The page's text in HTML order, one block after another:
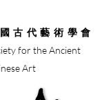
古代藝術學會
for the Ancient
Art